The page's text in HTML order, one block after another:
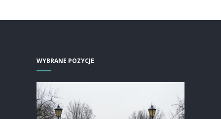
WYBRANE POZYCJE